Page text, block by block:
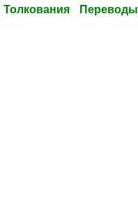
Толкования Переводы